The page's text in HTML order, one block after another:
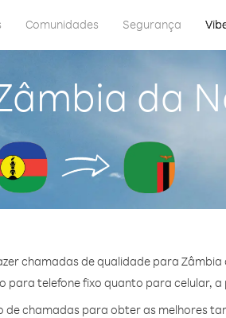
Comunidades Segurança
da
chamadas de qualidade para Zâmbia
para telefone fixo quanto para celular,
de chamadas para obter as melhores